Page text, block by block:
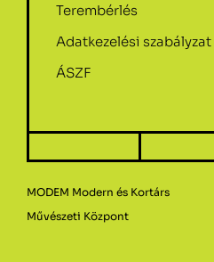
Terembérlés
Adatkezelési szabályzat
ÁSZF
MODEM Modern és Kortárs
Művészeti Központ